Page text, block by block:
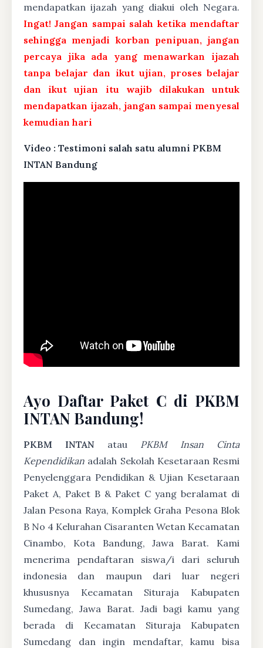
mendapatkan ijazah yang diakui oleh Negara.
Ingat! Jangan sampai salah ketika mendaftar
sehingga menjadi korban penipuan, jangan
percaya jika ada yang menawarkan ijazah
tanpa belajar dan ikut ujian, proses belajar
dan ikut ujian itu wajib dilakukan untuk
mendapatkan ijazah, jangan sampai menyesal
kemudian hari
Video : Testimoni salah satu alumni PKBM
INTAN Bandung
Ayo Daftar Paket C di PKBM
INTAN Bandung!
PKBM INTAN atau PKBM Insan Cinta
Kependidikan adalah Sekolah Kesetaraan Resmi
Penyelenggara Pendidikan & Ujian Kesetaraan
Paket A, Paket B & Paket C yang beralamat di
Jalan Pesona Raya, Komplek Graha Pesona Blok
B No 4 Kelurahan Cisaranten Wetan Kecamatan
Cinambo, Kota Bandung, Jawa Barat. Kami
menerima pendaftaran siswa/i dari seluruh
indonesia dan maupun dari luar negeri
khususnya Kecamatan Situraja Kabupaten
Sumedang, Jawa Barat. Jadi bagi kamu yang
berada di Kecamatan Situraja Kabupaten
Sumedang dan ingin mendaftar, kamu bisa